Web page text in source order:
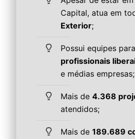
Capital, atua em
Exterior;
Possui equipes
profissionais
e médias empresas;
Mais de 4.368
atendidos;
Mais de 189.689